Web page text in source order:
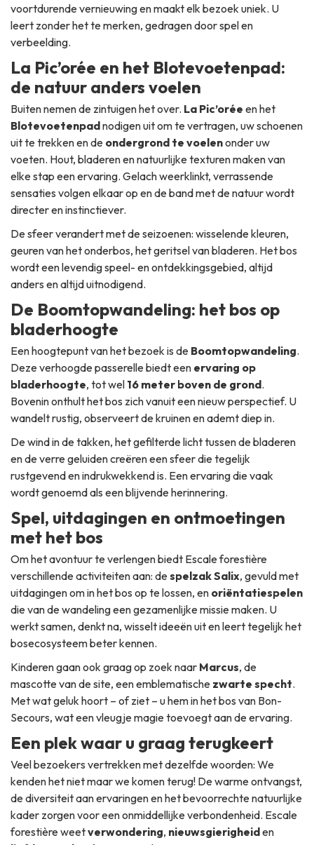
voortdurende vernieuwing en maakt elk bezoek uniek. U
leert zonder het te merken, gedragen door spel en
verbeelding.
La Pic’orée en het Blotevoetenpad:
de natuur anders voelen
Buiten nemen de zintuigen het over. La Pic’orée en het
Blotevoetenpadnodigen uit om te vertragen, uw schoenen
uit te trekken en de ondergrond te voelenonder uw
voeten. Hout, bladeren en natuurlijke texturen maken van
elke stap een ervaring. Gelach weerklinkt, verrassende
sensaties volgen elkaar op en de band met de natuur wordt
directer en instinctiever.
De sfeer verandert met de seizoenen: wisselende kleuren,
geuren van het onderbos, het geritsel van bladeren. Het bos
wordt een levendig speel- en ontdekkingsgebied, altijd
anders en altijd uitnodigend.
De Boomtopwandeling: het bos op
bladerhoogte
Een hoogtepunt van het bezoek is de Boomtopwandeling.
Deze verhoogde passerelle biedt een ervaring op
bladerhoogte, tot wel 16 meter boven de grond.
Bovenin onthult het bos zich vanuit een nieuw perspectief. U
wandelt rustig, observeert de kruinen en ademt diep in.
De wind in de takken, het gefilterde licht tussen de bladeren
en de verre geluiden creëren een sfeer die tegelijk
rustgevend en indrukwekkend is. Een ervaring die vaak
wordt genoemd als een blijvende herinnering.
Spel, uitdagingen en ontmoetingen
met het bos
Om het avontuur te verlengen biedt Escale forestière
verschillende activiteiten aan: despelzak Salix, gevuld met
uitdagingen om in het bos op te lossen, en oriëntatiespelen
die van de wandeling een gezamenlijke missie maken. U
werkt samen, denkt na, wisselt ideeën uit en leert tegelijk het
bosecosysteem beter kennen.
Kinderen gaan ook graag op zoek naar Marcus, de
mascotte van de site, een emblematische zwarte specht.
Met wat geluk hoort – of ziet – u hem in het bos van Bon-
Secours, wat een vleugje magie toevoegt aan de ervaring.
Een plek waar u graag terugkeert
Veel bezoekers vertrekken met dezelfde woorden: We
kenden het niet maar we komen terug! De warme ontvangst,
de diversiteit aan ervaringen en het bevoorrechte natuurlijke
kader zorgen voor een onmiddellijke verbondenheid. Escale
forestière weetverwondering, nieuwsgierigheiden